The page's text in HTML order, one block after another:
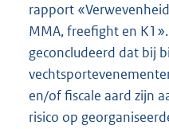
rapport
MMA, freefight en
geconcludeerd dat bij
en/of fiscale aard zijn
risico op